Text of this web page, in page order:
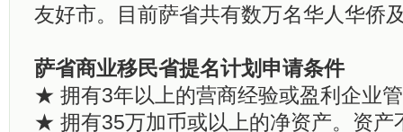
友好市。目前萨省共有数万名华人华侨
萨省商业移民省提名计划申请条件
★ 拥有3年以上的营商经验或盈利企业
★ 拥有35万加币或以上的净资产。资产